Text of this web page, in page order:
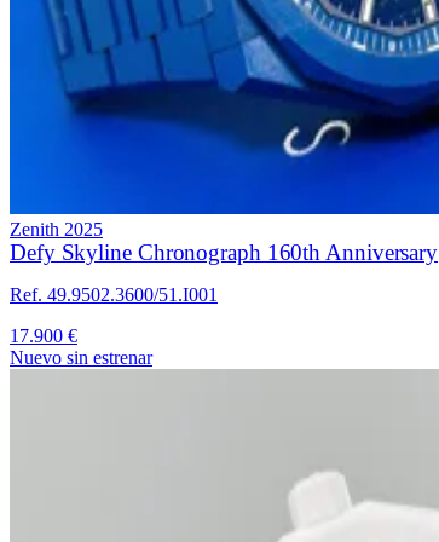
Zenith 2025
Defy Skyline Chronograph 160th Anniversary
Ref. 49.9502.3600/51.I001
17.900 €
Nuevo sin estrenar